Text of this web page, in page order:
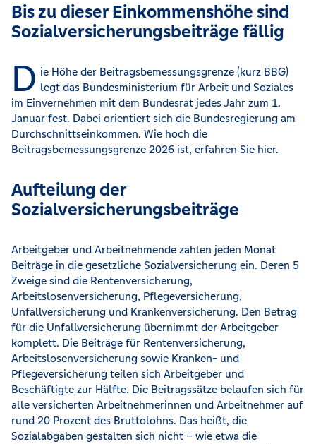
Bis zu dieser Einkommenshöhe sind
Sozialversicherungsbeiträge fällig
D ie Höhe der Beitragsbemessungsgrenze (kurz BBG)
legt das Bundesministerium für Arbeit und Soziales
im Einvernehmen mit dem Bundesrat jedes Jahr zum 1.
Januar fest. Dabei orientiert sich die Bundesregierung am
Durchschnittseinkommen. Wie hoch die
Beitragsbemessungsgrenze 2026 ist, erfahren Sie hier.
Aufteilung der
Sozialversicherungsbeiträge
Arbeitgeber und Arbeitnehmende zahlen jeden Monat
Beiträge in die gesetzliche Sozialversicherung ein. Deren 5
Zweige sind die Rentenversicherung,
Arbeitslosenversicherung, Pflegeversicherung,
Unfallversicherung und Krankenversicherung. Den Betrag
für die Unfallversicherung übernimmt der Arbeitgeber
komplett. Die Beiträge für Rentenversicherung,
Arbeitslosenversicherung sowie Kranken- und
Pflegeversicherung teilen sich Arbeitgeber und
Beschäftigte zur Hälfte. Die Beitragssätze belaufen sich für
alle versicherten Arbeitnehmerinnen und Arbeitnehmer auf
rund 20 Prozent des Bruttolohns. Das heißt, die
Sozialabgaben gestalten sich nicht – wie etwa die